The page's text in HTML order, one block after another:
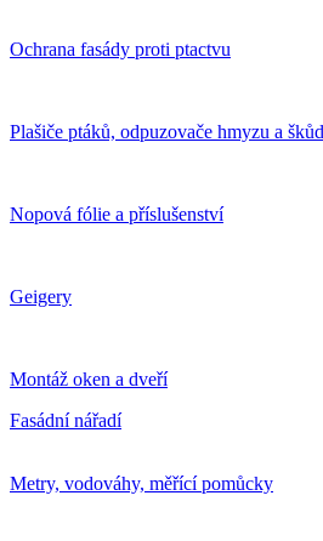
Ochrana fasády proti ptactvu
Plašiče ptáků, odpuzovače hmyzu a
Nopová fólie a příslušenství
Geigery
Montáž oken a dveří
Fasádní nářadí
Metry, vodováhy, měřící pomůcky